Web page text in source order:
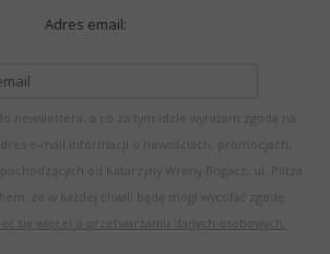
Adres email:
do newslettera, a co za tym idzie wyrażam zgodę na
e-mail informacji o nowościach, promocjach,
od Katarzyny Wrony-Bogacz, ul. Piltza
że w każdej chwili będę mógł wycofać zgodę.
się więcej o przetwarzaniu danych osobowych.